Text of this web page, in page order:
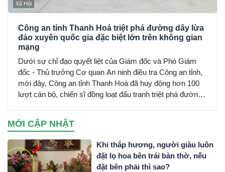
Xã Hội
Công an tỉnh Thanh Hoá triệt phá đường dây lừa
đảo xuyên quốc gia đặc biệt lớn trên không gian
mạng
Dưới sự chỉ đạo quyết liệt của Giám đốc và Phó Giám
đốc - Thủ trưởng Cơ quan An ninh điều tra Công an tỉnh,
mới đây, Công an tỉnh Thanh Hoá đã huy động hơn 100
lượt cán bộ, chiến sĩ đồng loạt đấu tranh triệt phá đường
xuyên quốc gia do đối tượng Mai Văn Tới, sinh năm 2001
trú tại xã Nga Sơn, tỉnh Thanh Hoá cầm đầu…
MỚI CẬP NHẬT
Khi thắp hương, người giàu luôn
đặt lọ hoa bên trái bàn thờ, nếu
đặt bên phải thì sao?